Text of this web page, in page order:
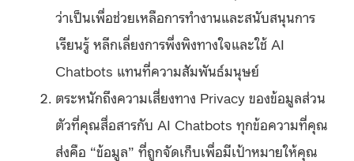
ว่าเป็นเพื่อช่วยเหลือการทำงานและสนับสนุนการ
เรียนรู้ หลีกเลี่ยงการพึ่งพิงทางใจและใช้ AI
Chatbots แทนที่ความสัมพันธ์มนุษย์
ตระหนักถึงความเสี่ยงทาง Privacy ของข้อมูลส่วน
ตัวที่คุณสื่อสารกับ AI Chatbots ทุกข้อความที่คุณ
ส่งคือ “ข้อมูล” ที่ถูกจัดเก็บเพื่อมีเป้าหมายให้คุณ